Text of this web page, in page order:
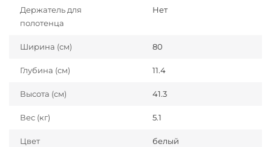
Держатель для
полотенца
Нет
Ширина (см) 80
Глубина (см) 11.4
Высота (см) 41.3
Вес (кг) 5.1
Цвет белый